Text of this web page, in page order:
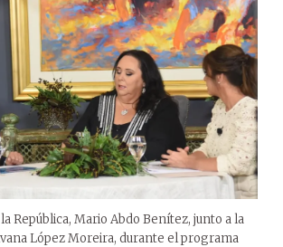
República, Mario Abdo Benítez, junto a la
López Moreira, durante el programa